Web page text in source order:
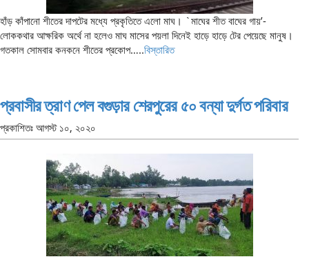
হাঁড় কাঁপানো শীতের দাপটের মধ্যে প্রকৃতিতে এলো মাঘ। `মাঘের শীত বাঘের গায়’-
লোককথার আক্ষরিক অর্থে না হলেও মাঘ মাসের পয়লা দিনেই হাড়ে হাড়ে টের পেয়েছে মানুষ।
গতকাল সোমবার কনকনে শীতের প্রকোপ…..বিস্তারিত
প্রবাসীর ত্রাণ পেল বগুড়ার শেরপুরের ৫০ বন্যা দুর্গত পরিবার
প্রকাশিতঃ আগস্ট ১০, ২০২০